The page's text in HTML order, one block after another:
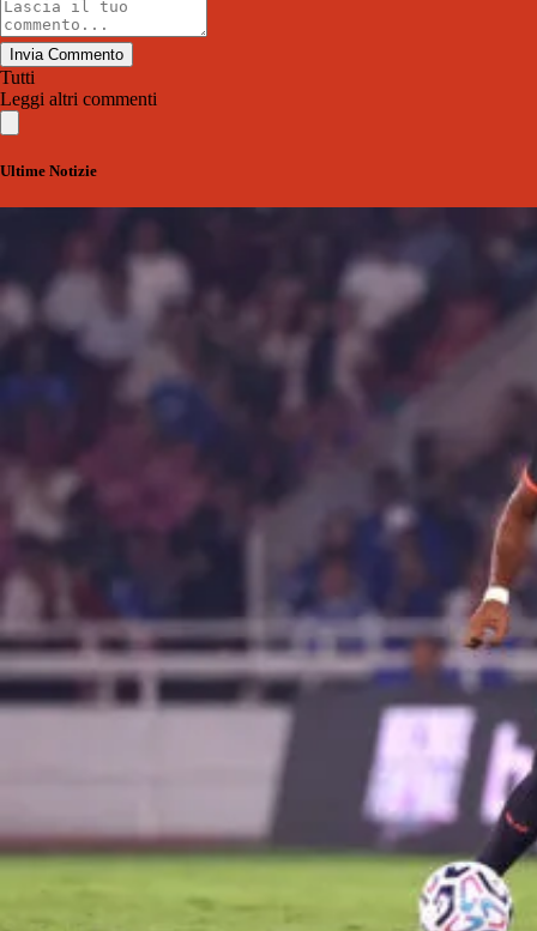
Invia Commento
Tutti
Leggi altri commenti
Ultime Notizie